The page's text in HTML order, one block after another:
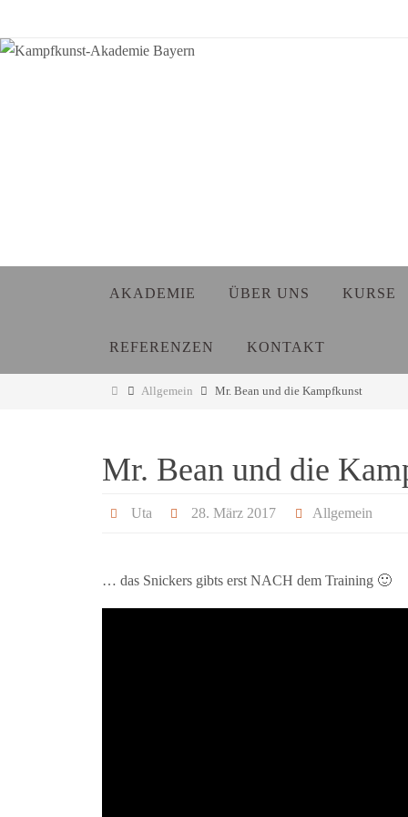
Inhalt
springen
AKADEMIE ÜBER UNS KURSE
REFERENZEN KONTAKT
StartAllgemein Mr. Bean und die Kampfkunst
Mr. Bean und die
Uta 28. März 2017 Allgemein
… das Snickers gibts erst NACH dem Training 🙂